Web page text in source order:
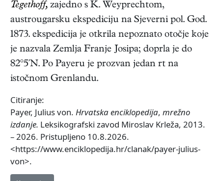
Tegethoff, zajedno s K. Weyprechtom,
austrougarsku ekspediciju na Sjeverni pol. God.
1873. ekspedicija je otkrila nepoznato otočje koje
je nazvala Zemlja Franje Josipa; doprla je do
82°5′N. Po Payeru je prozvan jedan rt na
istočnom Grenlandu.
Citiranje:
Payer, Julius von. Hrvatska enciklopedija, mrežno
izdanje. Leksikografski zavod Miroslav Krleža, 2013.
– 2026. Pristupljeno 10.8.2026.
<https://www.enciklopedija.hr/clanak/payer-julius-
von>.